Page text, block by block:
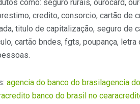
como: seguro rurais, ourocard,
credito, consorcio, cartão de
titulo de capitalização, seguro de
cartão bndes, fgts, poupança,
agencia do banco do brasil agencia
credito banco do brasil no ceara